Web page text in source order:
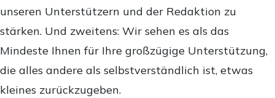
unseren Unterstützern und der Redaktion zu
stärken. Und zweitens: Wir sehen es als das
Mindeste Ihnen für Ihre großzügige Unterstützung,
die alles andere als selbstverständlich ist, etwas
kleines zurückzugeben.